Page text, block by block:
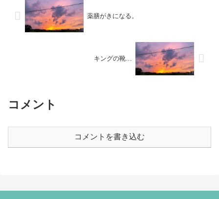
薬膳がきになる。
キングの靴…
コメント
コメントを書き込む